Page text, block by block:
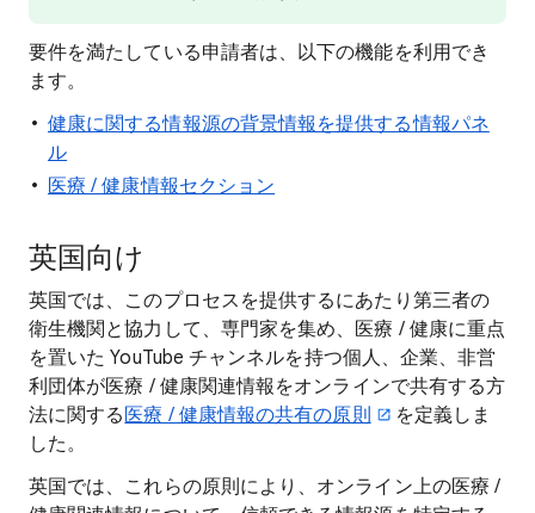
要件を満たしている申請者は、以下の機能を利用でき
ます。
健康に関する情報源の背景情報を提供する情報パネ
ル
医療 / 健康情報セクション
英国向け
英国では、このプロセスを提供するにあたり第三者の
衛生機関と協力して、専門家を集め、医療 / 健康に重点
を置いた YouTube チャンネルを持つ個人、企業、非営
利団体が医療 / 健康関連情報をオンラインで共有する方
法に関する医療 / 健康情報の共有の原則
を定義しま
した。
英国では、これらの原則により、オンライン上の医療 /